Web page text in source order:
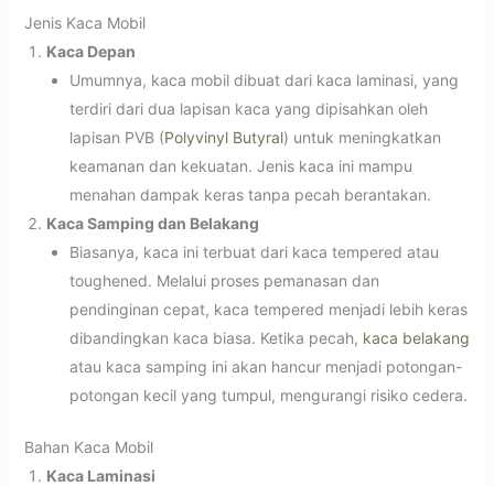
Jenis Kaca Mobil
Kaca Depan
Umumnya, kaca mobil dibuat dari kaca laminasi, yang
terdiri dari dua lapisan kaca yang dipisahkan oleh
lapisan PVB (Polyvinyl Butyral) untuk meningkatkan
keamanan dan kekuatan. Jenis kaca ini mampu
menahan dampak keras tanpa pecah berantakan.
Kaca Samping dan Belakang
Biasanya, kaca ini terbuat dari kaca tempered atau
toughened. Melalui proses pemanasan dan
pendinginan cepat, kaca tempered menjadi lebih keras
dibandingkan kaca biasa. Ketika pecah, kaca belakang
atau kaca samping ini akan hancur menjadi potongan-
potongan kecil yang tumpul, mengurangi risiko cedera.
Bahan Kaca Mobil
Kaca Laminasi